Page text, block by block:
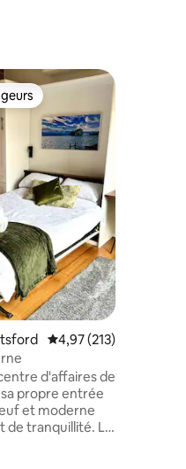
commentaires : 4,91 sur 5
les plus appréciés
Évaluation moyenne
4,97 (213)
d'affaires de
propre entrée
et moderne
tranquillité. Le
ferme pour
et la rivière Yarra